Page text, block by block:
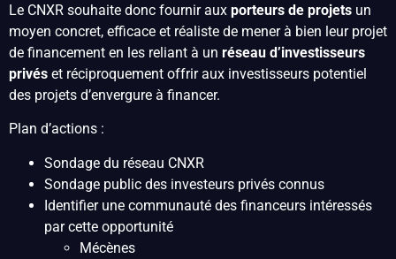
Le CNXR souhaite donc fournir aux porteurs de projets un
moyen concret, efficace et réaliste de mener à bien leur projet
de financement en les reliant à un réseau d’investisseurs
privés et réciproquement offrir aux investisseurs potentiel
des projets d’envergure à financer.
Plan d’actions :
Sondage du réseau CNXR
Sondage public des investeurs privés connus
Identifier une communauté des financeurs intéressés
par cette opportunité
Mécènes